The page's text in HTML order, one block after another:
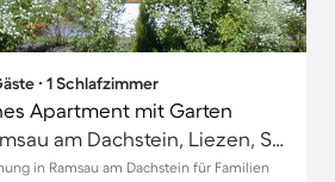
∙ 1 Schlafzimmer
Apartment mit Garten
Gemeinde Ramsau am Dachstein, Liezen, Steiermark
in Ramsau am Dachstein für Familien